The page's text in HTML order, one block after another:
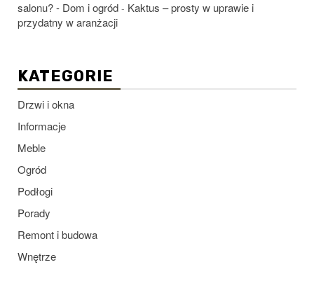
salonu? - Dom i ogród - Kaktus – prosty w uprawie i
przydatny w aranżacji
KATEGORIE
Drzwi i okna
Informacje
Meble
Ogród
Podłogi
Porady
Remont i budowa
Wnętrze